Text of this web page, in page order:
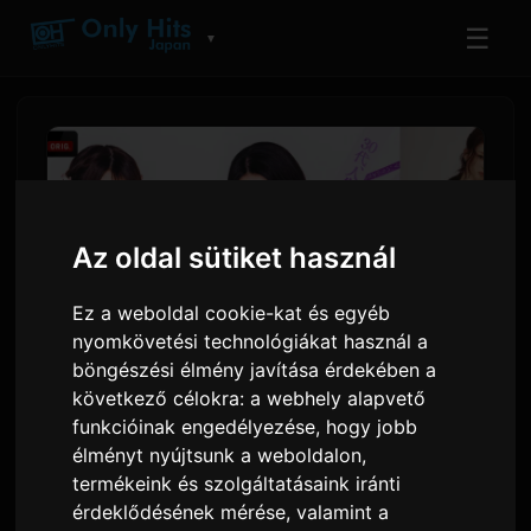
Az oldal sütiket használ
Ez a weboldal cookie-kat és egyéb
nyomkövetési technológiákat használ a
böngészési élmény javítása érdekében a
következő célokra:a webhely alapvető
funkcióinak engedélyezése, hogy jobb
élményt nyújtsunk a weboldalon,
termékeink és szolgáltatásaink iránti
érdeklődésének mérése, valamint a
▼ ☰
Gyubin és a chilldspot
szerezte a 'Girl or Lady 3'
betétdalait